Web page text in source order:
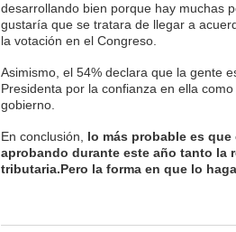
desarrollando bien porque hay muchas
gustaría que se tratara de llegar a
la votación en el Congreso.
Asimismo, el 54% declara que la gente
Presidenta por la confianza en ella
gobierno.
En conclusión, lo más probable es
aprobando durante este año tanto la
tributaria.Pero la forma en que lo